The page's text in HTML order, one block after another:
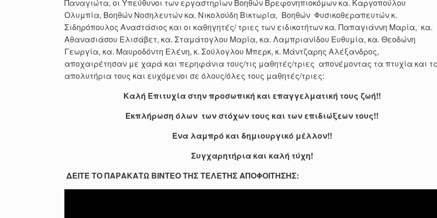
Παναγιώτα, οι Υπεύθυνοι των εργαστηρίων Βοηθών Βρεφονηπιοκόμων κα. Καργοπούλου
Ολυμπία, Βοηθών Νοσηλευτών κα. Νικολούδη Βικτωρία, Βοηθών Φυσικοθεραπευτών κ.
Σιδηρόπουλος Αναστάσιος και οι καθηγητές/ τριες των ειδικοτήτων κα. Παπαγιάννη Μαρία, κα.
Αθανασιάσου Ελισάβετ, κα. Σταμάτογλου Μαρία, κα. Λαμπριανίδου Ευθυμία, κα. Θεοδώνη
Γεωργία, κα. Μαυροδόντη Ελένη, κ. Σούλογλου Μπερκ, κ. Μάντζαρης Αλέξανδρος,
αποχαιρέτησαν με χαρά και περηφάνια τους/τις μαθητές/τριες απονέμοντας τα πτυχία και
απολυτήρια τους και ευχόμενοι σε όλους/όλες τους μαθητές/τριες:
Καλή Επιτυχία στην προσωπική και επαγγελματική τους ζωή!!
Εκπλήρωση όλων των στόχων τους και των επιδιώξεων τους!!
Ένα λαμπρό και δημιουργικό μέλλον!!
Συγχαρητήρια και καλή τύχη!
ΔΕΙΤΕ ΤΟ ΠΑΡΑΚΑΤΩ ΒΙΝΤΕΟ ΤΗΣ ΤΕΛΕΤΗΣ ΑΠΟΦΟΙΤΗΣΗΣ: